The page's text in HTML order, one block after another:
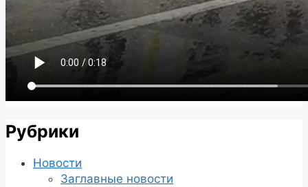
Рубрики
Новости
Заглавные новости